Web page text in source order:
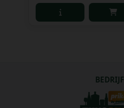
BEDRIJF